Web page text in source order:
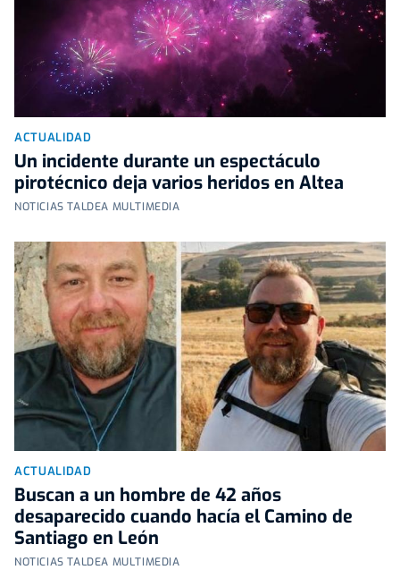
ACTUALIDAD
Un incidente durante un espectáculo
pirotécnico deja varios heridos en Altea
NOTICIAS TALDEA MULTIMEDIA
ACTUALIDAD
Buscan a un hombre de 42 años
desaparecido cuando hacía el Camino de
Santiago en León
NOTICIAS TALDEA MULTIMEDIA